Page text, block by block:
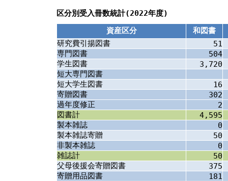
区分別受入冊数統計(2022年度)
資産区分
和図書
研究費引揚図書
51
専門図書
504
学生図書
3,720
短大専門図書
短大学生図書
16
寄贈図書
302
過年度修正
2
図書計
4,595
製本雑誌
0
製本雑誌寄贈
50
非製本雑誌
0
雑誌計
50
父母後援会寄贈図書
375
寄贈用品図書
181